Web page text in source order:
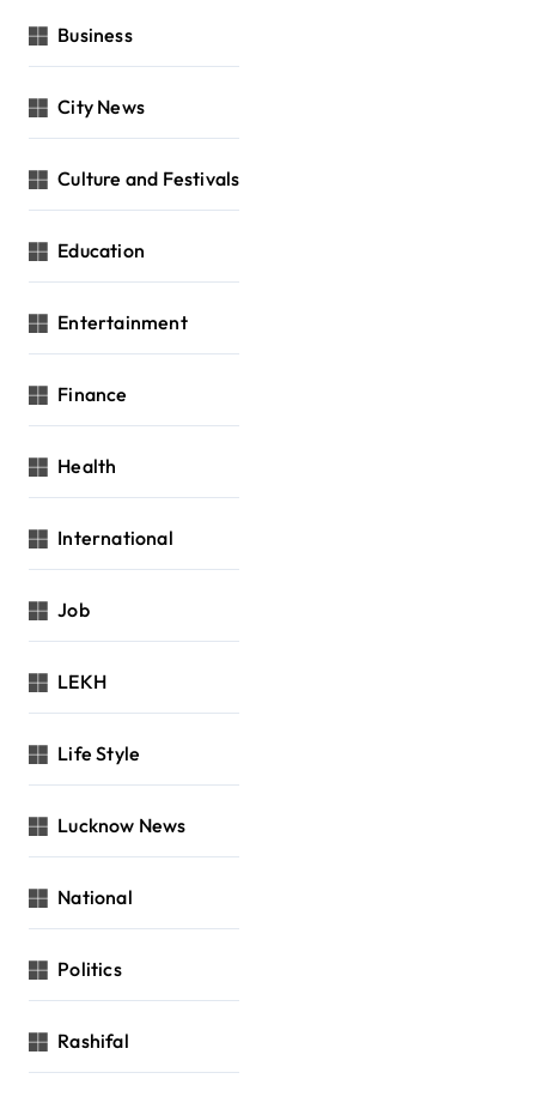
Business
City News
Culture and Festivals
Education
Entertainment
Finance
Health
International
Job
LEKH
Life Style
Lucknow News
National
Politics
Rashifal